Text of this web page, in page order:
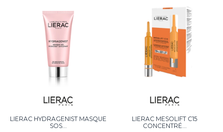
LIERAC HYDRAGENIST MASQUE
SOS...
LIERAC MESOLIFT C15
CONCENTRÉ...